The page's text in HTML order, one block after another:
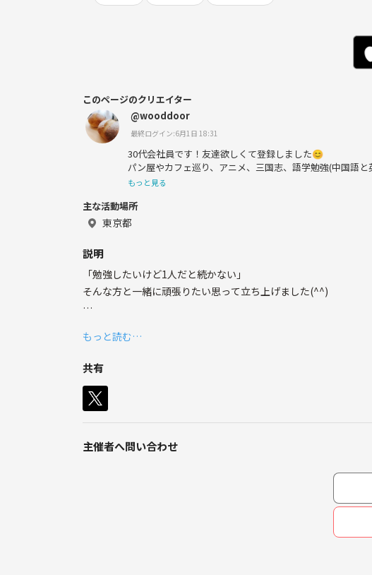
このページのクリエイター
@wooddoor
最終ログイン:6月1日 18:31
30代会社員です！友達欲しくて登録しました😊
パン屋やカフェ巡り、アニメ、三国志、語学勉強(中国語と
語)、音楽、、など好きなことが沢山あって時間が足りませ
もっと見る
主な活動場所
東京都
説明
「勉強したいけど1人だと続かない」
そんな方と一緒に頑張りたい思って立ち上げました(^^)
勉強のジャンルは問いません♪
▼こんな方はぜひぜひご参加ください♪
・勉強するきっかけが欲しい
・誰かと一緒に勉強したい、勉強仲間が欲しい
・隙間時間を活用したい
英語はまだまだ…TOEICの目標スコアを目指して勉強しようと
もっと読む…
共有
主催者へ問い合わせ